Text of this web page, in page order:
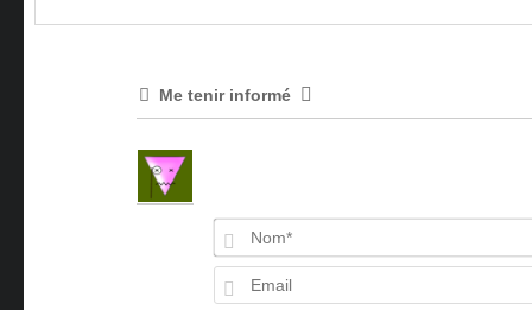
Me tenir informé